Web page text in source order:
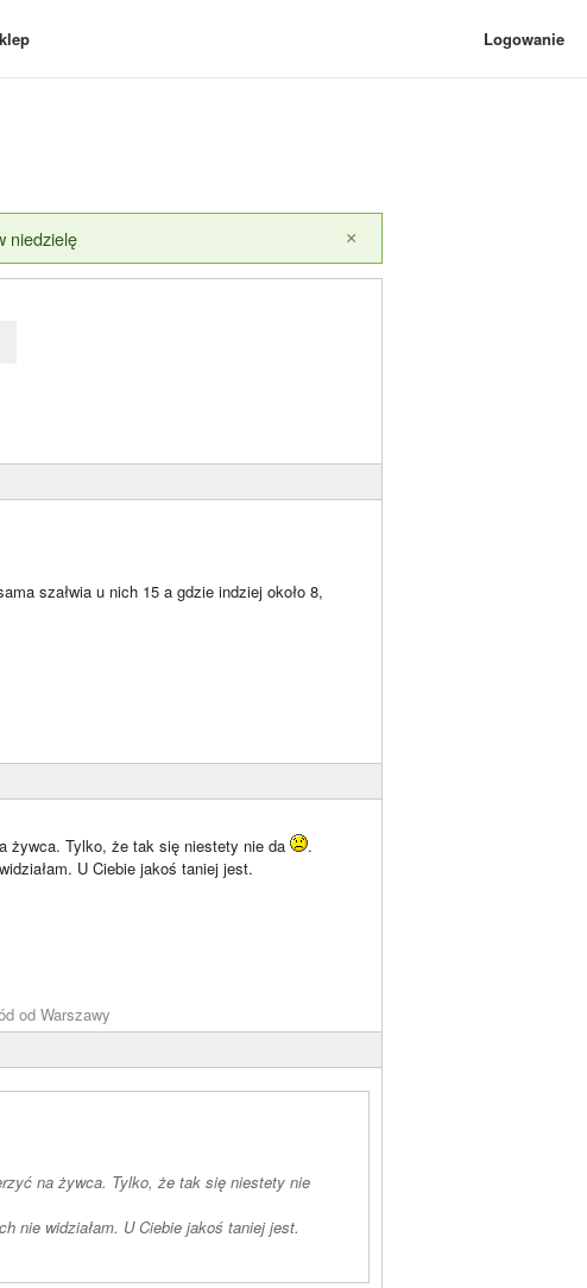
Logowanie
niedzielę ×
szałwia u nich 15 a gdzie indziej około 8,
żywca. Tylko, że tak się niestety nie da
.
U Ciebie jakoś taniej jest.
od Warszawy
na żywca. Tylko, że tak się niestety nie
nie widziałam. U Ciebie jakoś taniej jest.